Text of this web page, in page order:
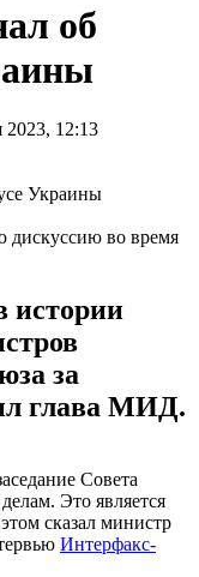
об
2023, 12:13
во время
истории
за
глава МИД.
Совета
Это является
сказал министр
Интерфакс-